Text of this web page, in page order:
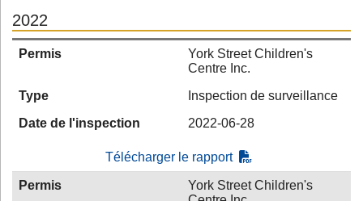
2022
Permis
York Street Children's
Centre Inc.
Type
Inspection de surveillance
Date de l'inspection
2022-06-28
Télécharger le rapport
Permis
York Street Children's